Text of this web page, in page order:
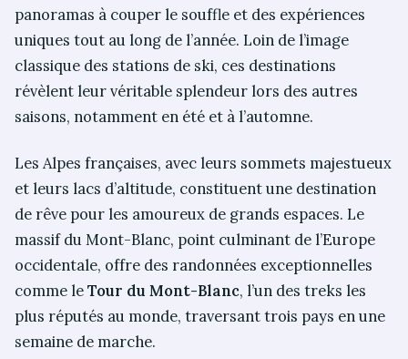
panoramas à couper le souffle et des expériences
uniques tout au long de l’année. Loin de l’image
classique des stations de ski, ces destinations
révèlent leur véritable splendeur lors des autres
saisons, notamment en été et à l’automne.
Les Alpes françaises, avec leurs sommets majestueux
et leurs lacs d’altitude, constituent une destination
de rêve pour les amoureux de grands espaces. Le
massif du Mont-Blanc, point culminant de l’Europe
occidentale, offre des randonnées exceptionnelles
comme leTour du Mont-Blanc, l’un des treks les
plus réputés au monde, traversant trois pays en une
semaine de marche.